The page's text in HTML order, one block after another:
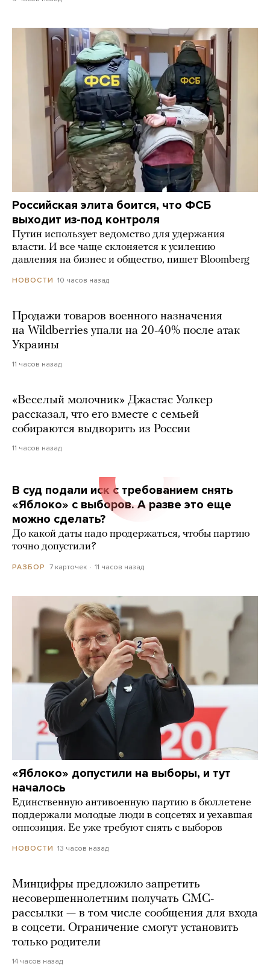
Российская элита боится, что ФСБ
выходит из-под контроля
Путин использует ведомство для удержания
власти. И все чаще склоняется к усилению
давления на бизнес и общество, пишет Bloomberg
НОВОСТИ 10 часов назад
Продажи товаров военного назначения
на Wildberries упали на 20-40% после атак
Украины
11 часов назад
«Веселый молочник» Джастас Уолкер
рассказал, что его вместе с семьей
собираются выдворить из России
11 часов назад
В суд подали иск с требованием снять
«Яблоко» с выборов. А разве это еще
можно сделать?
До какой даты надо продержаться, чтобы партию
точно допустили?
РАЗБОР 7 карточек 11 часов назад
«Яблоко» допустили на выборы, и тут
началось
Единственную антивоенную партию в бюллетене
поддержали молодые люди в соцсетях и уехавшая
оппозиция. Ее уже требуют снять с выборов
НОВОСТИ 13 часов назад
Минцифры предложило запретить
несовершеннолетним получать СМС-
рассылки — в том числе сообщения для входа
в соцсети. Ограничение смогут установить
только родители
14 часов назад